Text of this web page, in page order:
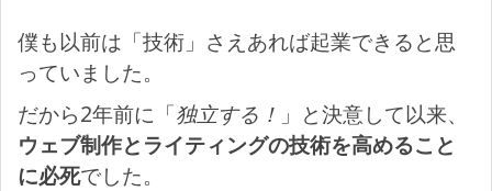
僕も以前は「技術」さえあれば起業できると思
っていました。
だから2年前に「独立する！ 」と決意して以来、
ウェブ制作とライティングの技術を高めること
に必死でした。